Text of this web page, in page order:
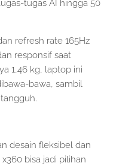
tugas AI hingga 50
refresh rate 165Hz
responsif saat
1,46 kg, laptop ini
bawa, sambil
desain fleksibel dan
bisa jadi pilihan